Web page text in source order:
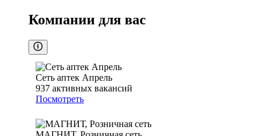
Компании для вас
Сеть аптек Апрель
937 активных вакансий
Посмотреть